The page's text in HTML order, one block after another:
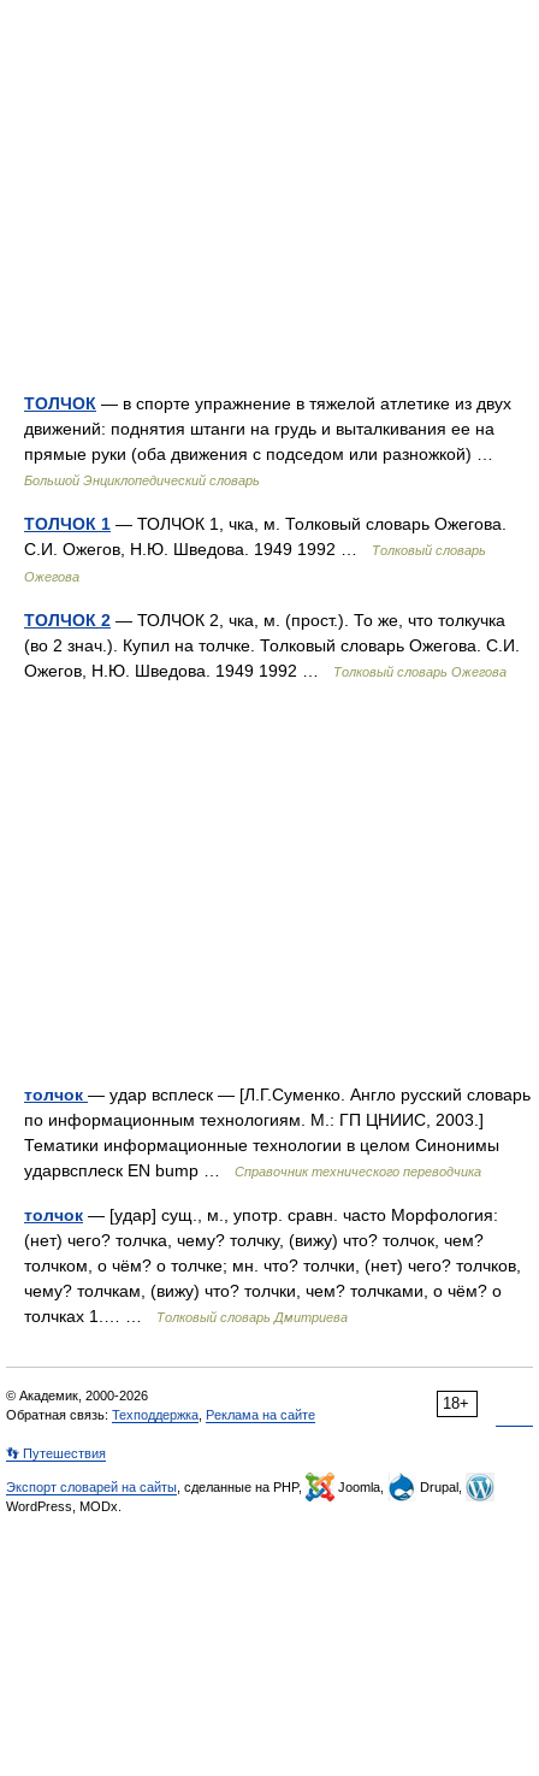
ТОЛЧОК — в спорте упражнение в тяжелой атлетике из двух
движений: поднятия штанги на грудь и выталкивания ее на
прямые руки (оба движения с подседом или разножкой) …
Большой Энциклопедический словарь
ТОЛЧОК 1 — ТОЛЧОК 1, чка, м. Толковый словарь Ожегова.
С.И. Ожегов, Н.Ю. Шведова. 1949 1992 …
Толковый словарь
Ожегова
ТОЛЧОК 2 — ТОЛЧОК 2, чка, м. (прост.). То же, что толкучка
(во 2 знач.). Купил на толчке. Толковый словарь Ожегова. С.И.
Ожегов, Н.Ю. Шведова. 1949 1992 …
Толковый словарь Ожегова
толчок — удар всплеск — [Л.Г.Суменко. Англо русский словарь
по информационным технологиям. М.: ГП ЦНИИС, 2003.]
Тематики информационные технологии в целом Синонимы
ударвсплеск EN bump …
Справочник технического переводчика
толчок — [удар] сущ., м., употр. сравн. часто Морфология:
(нет) чего? толчка, чему? толчку, (вижу) что? толчок, чем?
толчком, о чём? о толчке; мн. что? толчки, (нет) чего? толчков,
чему? толчкам, (вижу) что? толчки, чем? толчками, о чём? о
толчках 1.… …
Толковый словарь Дмитриева
18+
© Академик, 2000-2026
Обратная связь: Техподдержка Реклама на сайте
👣 Путешествия
Экспорт словарей на сайты , сделанные на PHP, Joomla,
Drupal,
WordPress, MODx.